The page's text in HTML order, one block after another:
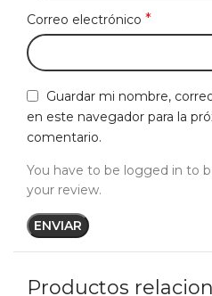
Correo electrónico *
Guardar mi nombre,
en este navegador para la
comentario.
You have to be logged in to
your review.
Productos